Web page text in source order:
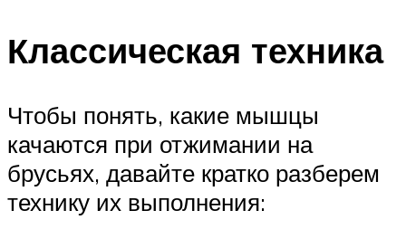
Классическая техника
Чтобы понять, какие мышцы
качаются при отжимании на
брусьях, давайте кратко разберем
технику их выполнения: